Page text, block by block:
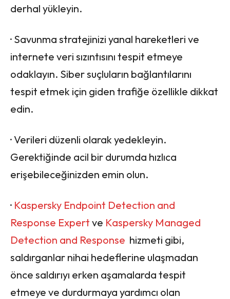
derhal yükleyin.
· Savunma stratejinizi yanal hareketleri ve
internete veri sızıntısını tespit etmeye
odaklayın. Siber suçluların bağlantılarını
tespit etmek için giden trafiğe özellikle dikkat
edin.
· Verileri düzenli olarak yedekleyin.
Gerektiğinde acil bir durumda hızlıca
erişebileceğinizden emin olun.
· Kaspersky Endpoint Detection and
Response Expert ve Kaspersky Managed
Detection and Response hizmeti gibi,
saldırganlar nihai hedeflerine ulaşmadan
önce saldırıyı erken aşamalarda tespit
etmeye ve durdurmaya yardımcı olan